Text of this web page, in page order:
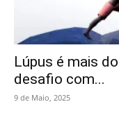
Lúpus é mais
desafio com...
9 de Maio, 2025